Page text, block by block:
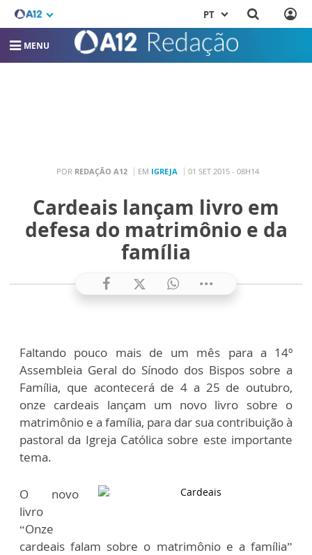
PT
MENU
POR REDAÇÃO A12 EM IGREJA 01 SET 2015 - 08H14
Cardeais lançam livro em
defesa do matrimônio e da
família
Faltando pouco mais de um mês para a 14º
Assembleia Geral do Sínodo dos Bispos sobre a
Família, que acontecerá de 4 a 25 de outubro,
onze cardeais lançam um novo livro sobre o
matrimônio e a família, para dar sua contribuição à
pastoral da Igreja Católica sobre este importante
tema.
O novo
livro
“Onze
cardeais falam sobre o matrimônio e a família”